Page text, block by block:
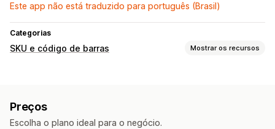
Este app não está traduzido para português (Brasil)
Categorias
SKU e código de barras Mostrar os recursos
Modelos personalizados
Preços
Escolha o plano ideal para o negócio.